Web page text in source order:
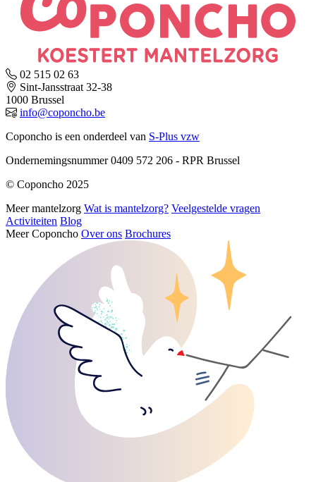
02 515 02 63
Sint-Jansstraat 32-38
1000 Brussel
info@coponcho.be
Coponcho is een onderdeel van S-Plus vzw
Ondernemingsnummer 0409 572 206 - RPR Brussel
© Coponcho 2025
Meer mantelzorg Wat is mantelzorg? Veelgestelde vragen
Activiteiten Blog
Meer Coponcho Over ons Brochures